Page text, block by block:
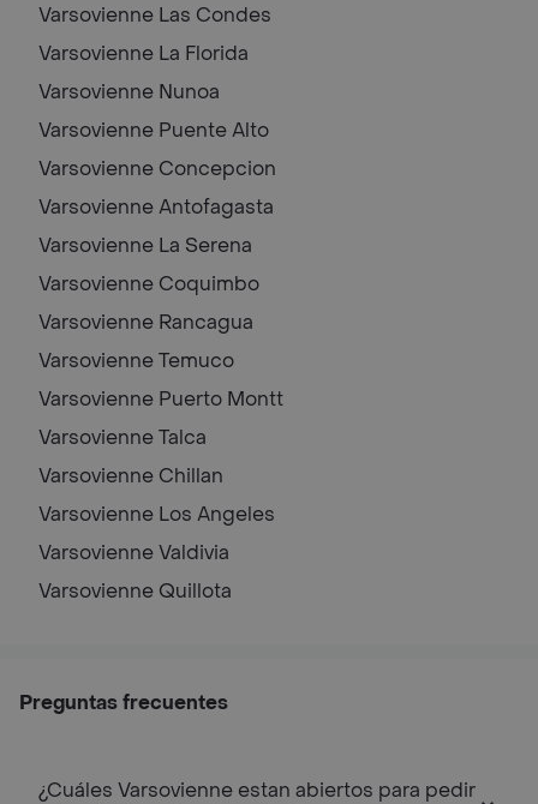
Varsovienne Las Condes
Varsovienne La Florida
Varsovienne Nunoa
Varsovienne Puente Alto
Varsovienne Concepcion
VarsovienneAntofagasta
Varsovienne La Serena
Varsovienne Coquimbo
Varsovienne Rancagua
VarsovienneTemuco
Varsovienne Puerto Montt
VarsovienneTalca
Varsovienne Chillan
Varsovienne Los Angeles
VarsovienneValdivia
Varsovienne Quillota
Preguntas frecuentes
¿Cuáles Varsovienne estan abiertos para pedir